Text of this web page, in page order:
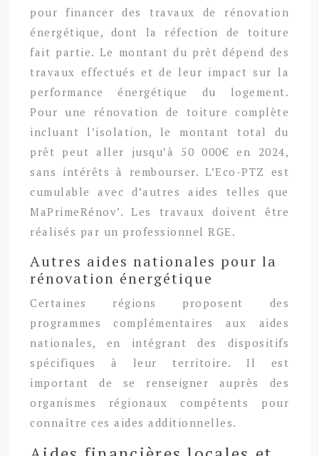
pour financer des travaux de rénovation
énergétique, dont la réfection de toiture
fait partie. Le montant du prêt dépend des
travaux effectués et de leur impact sur la
performance énergétique du logement.
Pour une rénovation de toiture complète
incluant l’isolation, le montant total du
prêt peut aller jusqu’à 50 000€ en 2024,
sans intérêts à rembourser. L’Eco-PTZ est
cumulable avec d’autres aides telles que
MaPrimeRénov’. Les travaux doivent être
réalisés par un professionnel RGE.
Autres aides nationales pour la
rénovation énergétique
Certaines régions proposent des
programmes complémentaires aux aides
nationales, en intégrant des dispositifs
spécifiques à leur territoire. Il est
important de se renseigner auprès des
organismes régionaux compétents pour
connaître ces aides additionnelles.